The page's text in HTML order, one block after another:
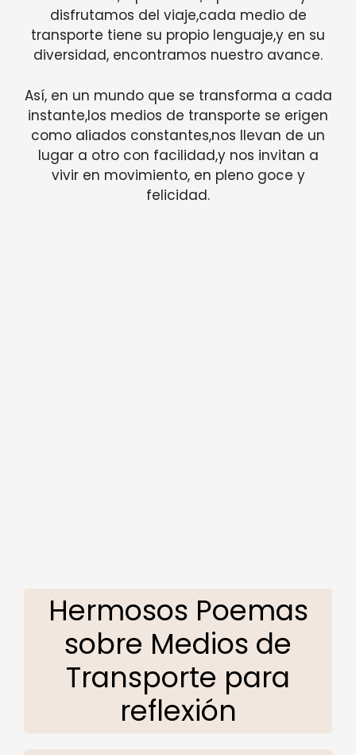
disfrutamos del viaje,cada medio de
transporte tiene su propio lenguaje,y en su
diversidad, encontramos nuestro avance.
Así, en un mundo que se transforma a cada
instante,los medios de transporte se erigen
como aliados constantes,nos llevan de un
lugar a otro con facilidad,y nos invitan a
vivir en movimiento, en pleno goce y
felicidad.
Hermosos Poemas
sobre Medios de
Transporte para
reflexión